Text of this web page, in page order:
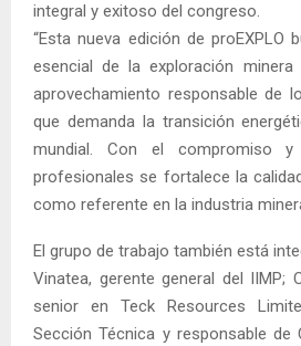
integral y exitoso del congreso.
“Esta nueva edición de proEXPLO
esencial de la exploración
aprovechamiento responsable de
que demanda la transición
mundial. Con el compromiso
profesionales se fortalece la
como referente en la industria
El grupo de trabajo también está
Vinatea, gerente general del IIMP;
senior en Teck Resources
Sección Técnica y responsable de